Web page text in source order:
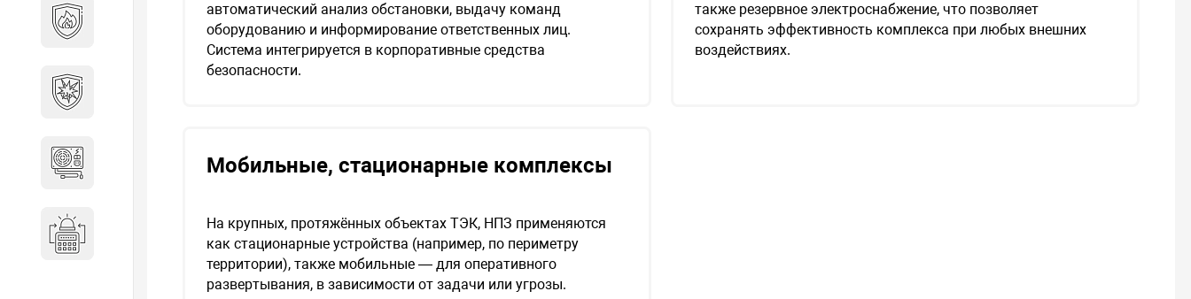
Противопожарная
Источники питания
Системы оповещения
автоматический анализ обстановки, выдачу команд
оборудованию и информирование ответственных лиц.
Система интегрируется в корпоративные средства
безопасности.
также резервное электроснабжение, что позволяет
сохранять эффективность комплекса при любых внешних
воздействиях.
Мобильные, стационарные комплексы
На крупных, протяжённых объектах ТЭК, НПЗ применяются
как стационарные устройства (например, по периметру
территории), также мобильные — для оперативного
развертывания, в зависимости от задачи или угрозы.